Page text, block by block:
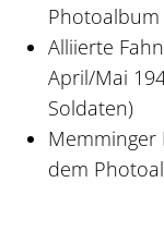
Photoalbum
Alliierte
April/Mai
Soldaten)
Memminger
dem